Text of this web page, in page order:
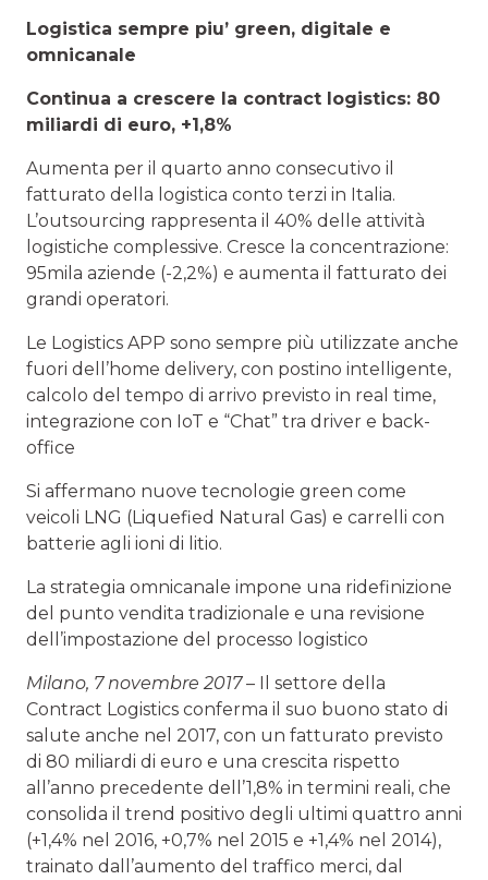
Logistica sempre piu’ green, digitale e
omnicanale
Continua a crescere la contract logistics: 80
miliardi di euro, +1,8%
Aumenta per il quarto anno consecutivo il
fatturato della logistica conto terzi in Italia.
L’outsourcing rappresenta il 40% delle attività
logistiche complessive. Cresce la concentrazione:
95mila aziende (-2,2%) e aumenta il fatturato dei
grandi operatori.
Le Logistics APP sono sempre più utilizzate anche
fuori dell’home delivery, con postino intelligente,
calcolo del tempo di arrivo previsto in real time,
integrazione con IoT e “Chat” tra driver e back-
office
Si affermano nuove tecnologie green come
veicoli LNG (Liquefied Natural Gas) e carrelli con
batterie agli ioni di litio.
La strategia omnicanale impone una ridefinizione
del punto vendita tradizionale e una revisione
dell’impostazione del processo logistico
Milano, 7 novembre 2017– Il settore della
Contract Logistics conferma il suo buono stato di
salute anche nel 2017, con un fatturato previsto
di 80 miliardi di euro e una crescita rispetto
all’anno precedente dell’1,8% in termini reali, che
consolida il trend positivo degli ultimi quattro anni
(+1,4% nel 2016, +0,7% nel 2015 e +1,4% nel 2014),
trainato dall’aumento del traffico merci, dal